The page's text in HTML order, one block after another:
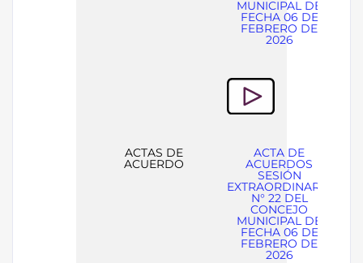
MUNICIPAL DE
FECHA 06 DE
FEBRERO DE
2026
ACTAS DE
ACUERDO
ACTA DE
ACUERDOS
SESIÓN
EXTRAORDINARIA
N° 22 DEL
CONCEJO
MUNICIPAL DE
FECHA 06 DE
FEBRERO DE
2026